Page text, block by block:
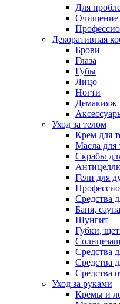
Для
Очищение
Декоративная
Брови
Глаза
Губы
Лицо
Ногти
Демакияж
Уход за телом
Крем для
Масла для
Скрабы
Гели для
Средства
Баня, сауна
Шунгит
Губки,
Средства
Средства
Средства
Уход за руками
Кремы и